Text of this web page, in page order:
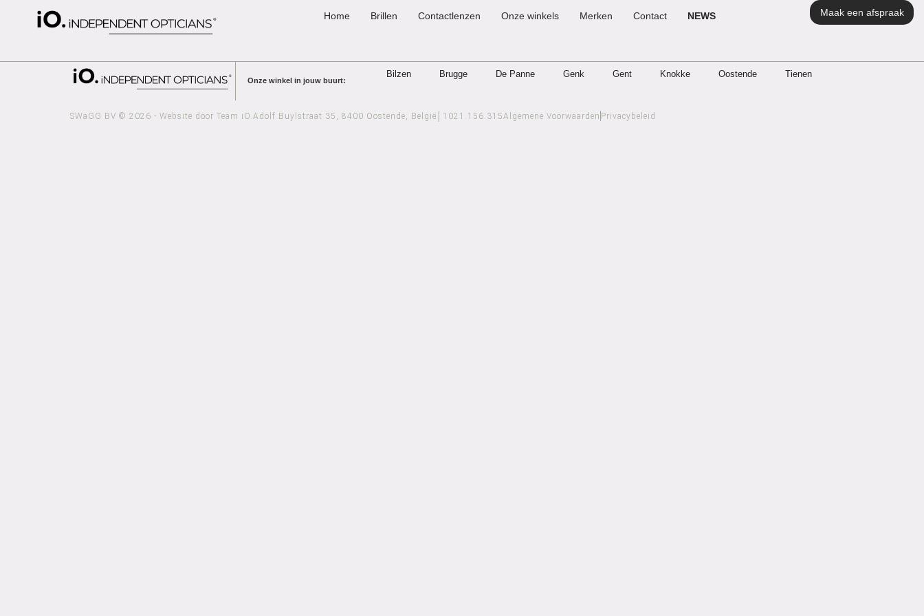
Home Brillen Contactlenzen Onze winkels Merken Contact NEWS Maak een afspraak
Onze winkel in jouw buurt:
Bilzen Brugge De Panne Genk Gent Knokke Oostende Tienen
SWaGG BV © 2026 - Website door Team iO. Adolf Buylstraat 35, 8400 Oostende, België│1021.156.315​Algemene Voorwaarden Privacybeleid